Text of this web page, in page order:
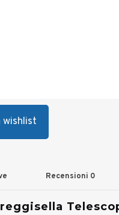
wishlist
Recensioni 0